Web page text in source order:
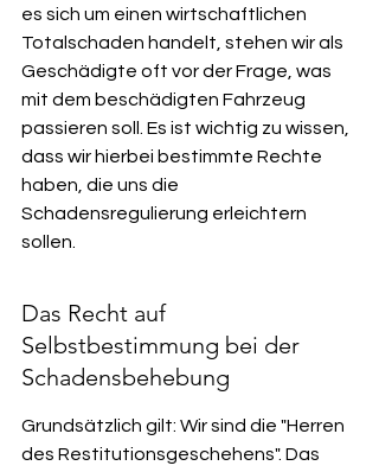
es sich um einen wirtschaftlichen
Totalschaden handelt, stehen wir als
Geschädigte oft vor der Frage, was
mit dem beschädigten Fahrzeug
passieren soll. Es ist wichtig zu wissen,
dass wir hierbei bestimmte Rechte
haben, die uns die
Schadensregulierung erleichtern
sollen.
Das Recht auf
Selbstbestimmung bei der
Schadensbehebung
Grundsätzlich gilt: Wir sind die "Herren
des Restitutionsgeschehens". Das